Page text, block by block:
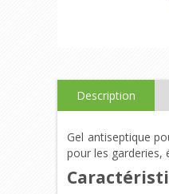
Description
Gel antiseptique
pour les garderies,